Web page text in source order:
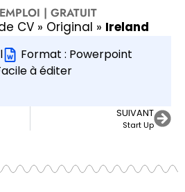
| GRATUIT
CV » Original » Ireland
Format : Powerpoint
à éditer
SUIVANT
Start Up